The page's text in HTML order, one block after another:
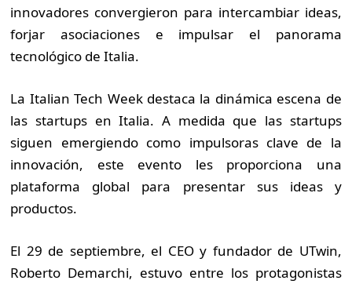
innovadores convergieron para intercambiar ideas,
forjar asociaciones e impulsar el panorama
tecnológico de Italia.
La Italian Tech Week destaca la dinámica escena de
las startups en Italia. A medida que las startups
siguen emergiendo como impulsoras clave de la
innovación, este evento les proporciona una
plataforma global para presentar sus ideas y
productos.
El 29 de septiembre, el CEO y fundador de UTwin,
Roberto Demarchi, estuvo entre los protagonistas